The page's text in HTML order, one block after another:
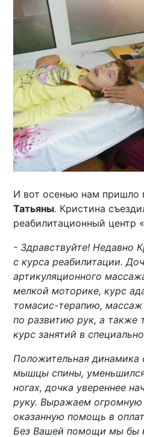
И вот осенью нам пришло
Татьяны. Кристина
реабилитационный центр
- Здравствуйте! Недавно
с курса реабилитации.
артикуляционного
мелкой моторике, курс
томасис-терапию, массаж
по развитию рук, а также
курс занятий в
Положительная динамика
мышцы спины,
ногах, дочка увереннее
руку. Выражаем огромную
оказанную помощь в
Без Вашей помощи мы бы